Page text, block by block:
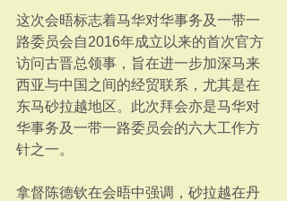
这次会晤标志着马华对华事务及一带一
路委员会自2016年成立以来的首次官方
访问古晋总领事，旨在进一步加深马来
西亚与中国之间的经贸联系，尤其是在
东马砂拉越地区。此次拜会亦是马华对
华事务及一带一路委员会的六大工作方
针之一。
拿督陈德钦在会晤中强调，砂拉越在丹